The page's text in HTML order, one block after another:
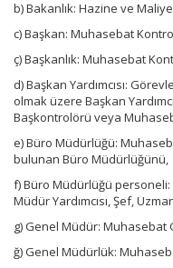
b) Bakanlık: Hazine ve Maliye
c) Başkan: Muhasebat
ç) Başkanlık: Muhasebat
d) Başkan Yardımcısı:
olmak üzere Başkan
Başkontrolörü veya
e) Büro Müdürlüğü:
bulunan Büro Müdürlüğünü,
f) Büro Müdürlüğü
Müdür Yardımcısı, Şef,
g) Genel Müdür: Muhasebat
ğ) Genel Müdürlük: